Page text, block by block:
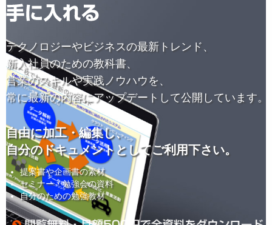
テクノロジーやビジネスの最新トレンド、
新入社員のための教科書、
営業のスキルや実践ノウハウを、
常に最新の内容にアップデートして公開しています。
自由に加工・編集し、
自分のドキュメントとしてご利用下さい。
提案書や企画書の素材
セミナー・勉強会の資料
自分のための勉強教材